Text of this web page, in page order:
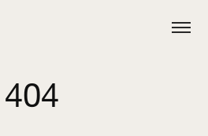
404